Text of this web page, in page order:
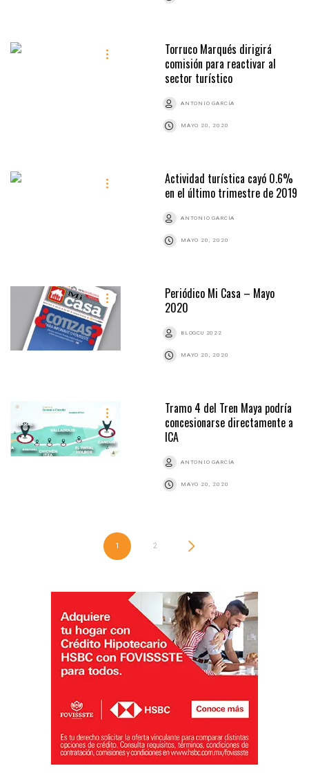
Torruco Marqués dirigirá
comisión para reactivar al
sector turístico
ANTONIO GARCÍA
MAYO 20, 2020
Actividad turística cayó 0.6%
en el último trimestre de 2019
ANTONIO GARCÍA
MAYO 20, 2020
Periódico Mi Casa – Mayo
2020
BLOGCU 2022
MAYO 20, 2020
Tramo 4 del Tren Maya podría
concesionarse directamente a
ICA
ANTONIO GARCÍA
MAYO 20, 2020
1 2